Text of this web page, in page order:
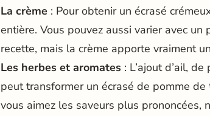
La crème: Pour obtenir un écrasé
entière. Vous pouvez aussi varier avec
recette, mais la crème apporte vraiment
Les herbes et aromates: L’ajout d’ail,
peut transformer un écrasé de pomme
vous aimez les saveurs plus prononcées,